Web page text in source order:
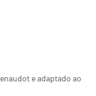
e adaptado ao